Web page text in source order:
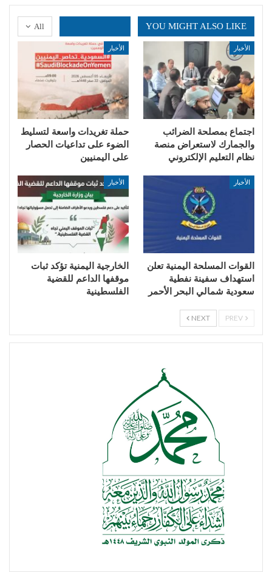
All YOU MIGHT ALSO LIKE
الأخبار
اجتماع بمصلحة الضرائب
والجمارك لاستعراض منصة
نظام التعليم الإلكتروني
الأخبار
حملة تغريدات واسعة لتسليط
الضوء على تداعيات الحصار
على اليمنيين
الأخبار
القوات المسلحة اليمنية تعلن
استهداف سفينة نفطية
سعودية شمالي البحر الأحمر
الأخبار
الخارجية اليمنية تؤكد ثبات
موقفها الداعم للقضية
الفلسطينية
NEXT